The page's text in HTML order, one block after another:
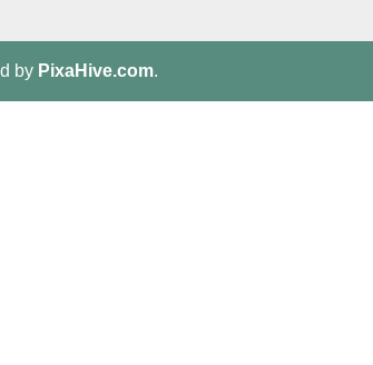
by PixaHive.com.